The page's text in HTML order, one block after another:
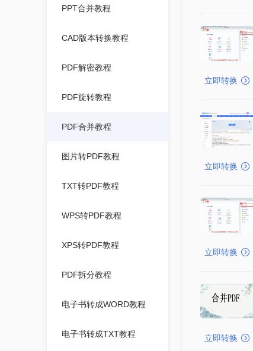
PPT合并教程
CAD版本转换教程
PDF解密教程
PDF旋转教程
PDF合并教程
图片转PDF教程
TXT转PDF教程
WPS转PDF教程
XPS转PDF教程
PDF拆分教程
电子书转成WORD教程
电子书转成TXT教程
立即转换
立即转换
立即转换
立即转换